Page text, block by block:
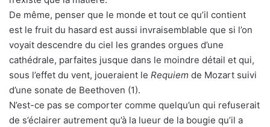
De même, penser que le monde et tout ce qu’il contient
est le fruit du hasard est aussi invraisemblable que si l’on
voyait descendre du ciel les grandes orgues d’une
cathédrale, parfaites jusque dans le moindre détail et qui,
sous l’effet du vent, joueraient le Requiem de Mozart suivi
d’une sonate de Beethoven (1).
N’est-ce pas se comporter comme quelqu’un qui refuserait
de s’éclairer autrement qu’à la lueur de la bougie qu’il a